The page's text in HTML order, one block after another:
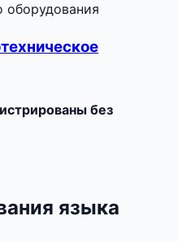
без
языка